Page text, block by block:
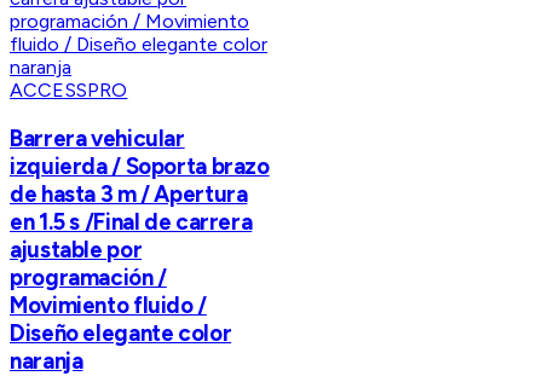
ACCESSPRO
Barrera vehicular
izquierda / Soporta brazo
de hasta 3 m / Apertura
en 1.5 s /Final de carrera
ajustable por
programación /
Movimiento fluido /
Diseño elegante color
naranja